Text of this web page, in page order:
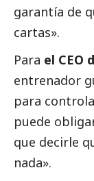
garantía de
cartas».
Para el CEO
entrenador
para
puede
que decirle
nada».